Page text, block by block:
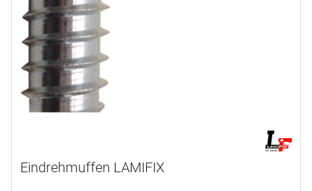
Eindrehmuffen LAMIFIX